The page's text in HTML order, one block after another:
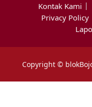
Kontak Kami
Privacy Policy
Copyright ©